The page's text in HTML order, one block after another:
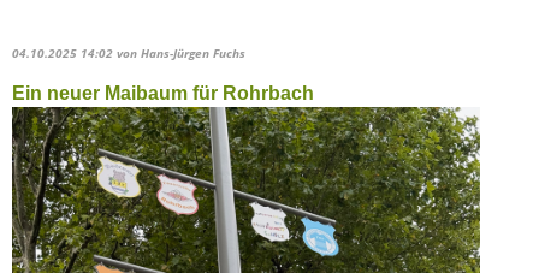
04.10.2025 14:02 von Hans-Jürgen Fuchs
Ein neuer Maibaum für Rohrbach